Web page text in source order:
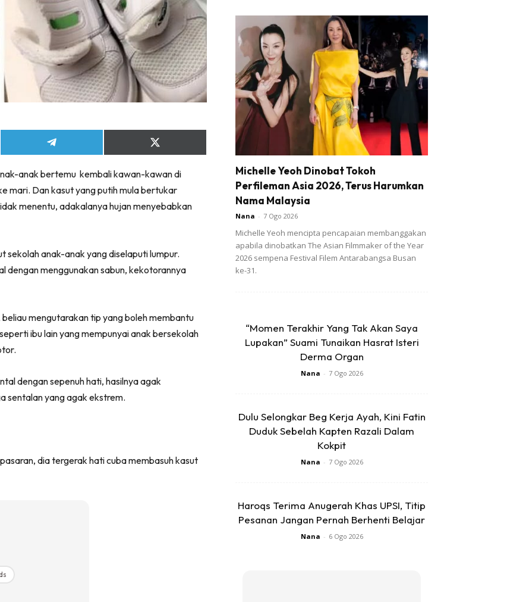
Share
on
Share
on
(Twitter)
anak bertemu kembali kawan-kawan di
mari. Dan kasut yang putih mula bertukar
menentu, adakalanya hujan menyebabkan
sekolah anak-anak yang diselaputi lumpur.
dengan menggunakan sabun, kekotorannya
beliau mengutarakan tip yang boleh membantu
ibu lain yang mempunyai anak bersekolah
dengan sepenuh hati, hasilnya agak
sentalan yang agak ekstrem.
dia tergerak hati cuba membasuh kasut
Michelle Yeoh Dinobat Tokoh
Perfileman Asia 2026, Terus Harumkan
Nama Malaysia
Nana - 7 Ogo 2026
Michelle Yeoh mencipta pencapaian membanggakan
apabila dinobatkan The Asian Filmmaker of the Year
2026 sempena Festival Filem Antarabangsa Busan
ke-31.
“Momen Terakhir Yang Tak Akan Saya
Lupakan” Suami Tunaikan Hasrat Isteri
Derma Organ
Nana - 7 Ogo 2026
Dulu Selongkar Beg Kerja Ayah, Kini Fatin
Duduk Sebelah Kapten Razali Dalam
Kokpit
Nana - 7 Ogo 2026
Haroqs Terima Anugerah Khas UPSI, Titip
Pesanan Jangan Pernah Berhenti Belajar
Nana - 6 Ogo 2026